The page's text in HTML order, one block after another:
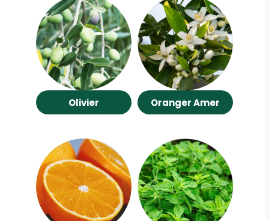
Olivier Oranger Amer